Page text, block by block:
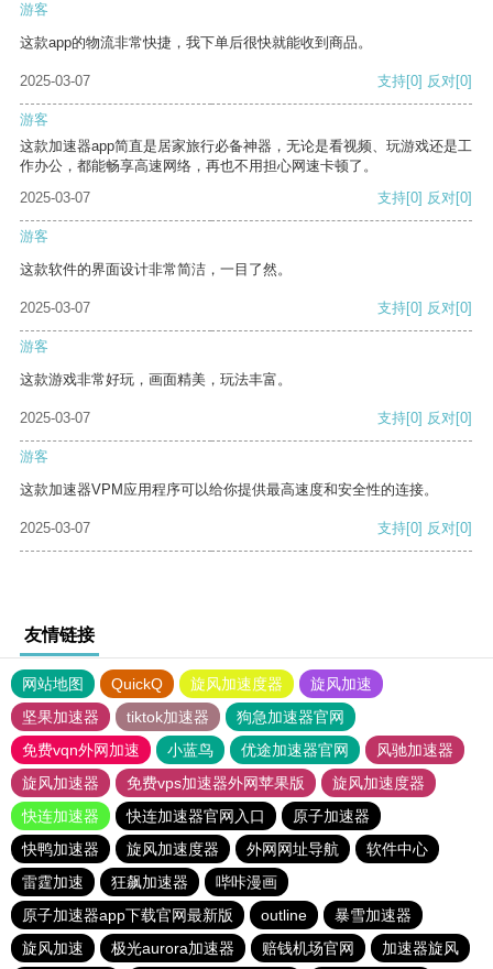
游客
这款app的物流非常快捷，我下单后很快就能收到商品。
2025-03-07 支持[0] 反对[0]
游客
这款加速器app简直是居家旅行必备神器，无论是看视频、玩游戏还是工
作办公，都能畅享高速网络，再也不用担心网速卡顿了。
2025-03-07
支持[0] 反对[0]
游客
这款软件的界面设计非常简洁，一目了然。
2025-03-07 支持[0] 反对[0]
游客
这款游戏非常好玩，画面精美，玩法丰富。
2025-03-07 支持[0] 反对[0]
游客
这款加速器VPM应用程序可以给你提供最高速度和安全性的连接。
2025-03-07 支持[0] 反对[0]
友情链接
网站地图 QuickQ 旋风加速度器
旋风加速
坚果加速器
tiktok加速器
狗急加速器官网
免费vqn外网加速
小蓝鸟 优途加速器官网
风驰加速器
旋风加速器
免费vps加速器外网苹果版
旋风加速度器
快连加速器
快连加速器官网入口
原子加速器
快鸭加速器
旋风加速度器 外网网址导航
软件中心
雷霆加速
狂飙加速器
哔咔漫画
原子加速器app下载官网最新版
outline
暴雪加速器
旋风加速
极光aurora加速器 赔钱机场官网 加速器旋风